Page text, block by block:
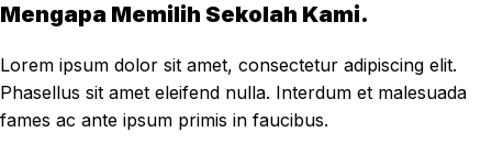
Mengapa Memilih Sekolah Kami.
Lorem ipsum dolor sit amet, consectetur adipiscing elit.
Phasellus sit amet eleifend nulla. Interdum et malesuada
fames ac ante ipsum primis in faucibus.